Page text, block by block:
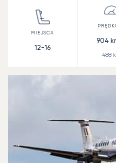
12-16
904
488